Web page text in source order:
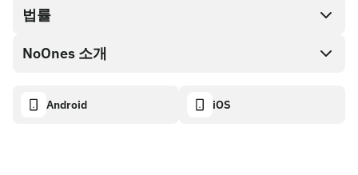
기프트 카드 스토어
NoOnes 지갑
파트너 프로그램
API 문서
법률
버그 바운티 정책
NoOnes 소개
Android iOS